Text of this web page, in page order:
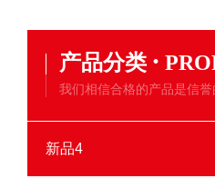
产品分类 ·
我们相信合格的产品是信
新品4